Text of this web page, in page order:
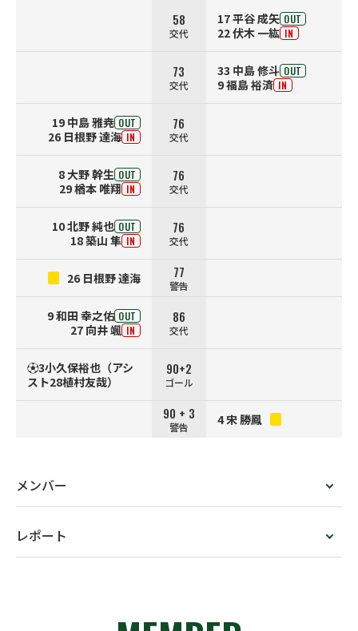
58
交代
17 平谷 成矢 OUT
22 伏木 一紘 IN
73
交代
33 中島 修斗 OUT
9 福島 裕済 IN
19 中島 雅尭 OUT
26 日根野 達海 IN
76
交代
8 大野 幹生 OUT
29 楢本 唯翔 IN
76
交代
10 北野 純也 OUT
18 築山 隼 IN
76
交代
26 日根野 達海 77
警告
9 和田 幸之佑 OUT
27 向井 颯 IN
86
交代
⚽3小久保裕也（アシ
スト28植村友哉）
90+2
ゴール
90 + 3
警告 4 宋 勝鳳
メンバー
レポート